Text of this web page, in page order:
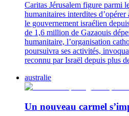
Caritas Jérusalem figure parmi
humanitaires interdites
le gouvernement israélien
de 1,6 million de Gazaouis
humanitaire, l’organisation
poursuivra ses activités,
reconnu par Israël depuis plus
australie
Un nouveau carmel